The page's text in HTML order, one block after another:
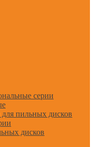
серии
пильных дисков
дисков